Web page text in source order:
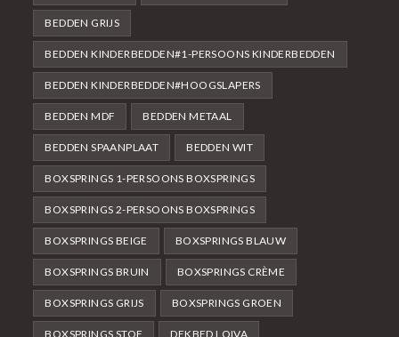
BEDDEN GRIJS
BEDDEN KINDERBEDDEN#1-PERSOONS KINDERBEDDEN
BEDDEN KINDERBEDDEN#HOOGSLAPERS
BEDDEN MDF BEDDEN METAAL
BEDDEN SPAANPLAAT BEDDEN WIT
BOXSPRINGS 1-PERSOONS BOXSPRINGS
BOXSPRINGS 2-PERSOONS BOXSPRINGS
BOXSPRINGS BEIGE BOXSPRINGS BLAUW
BOXSPRINGS BRUIN BOXSPRINGS CRÈME
BOXSPRINGS GRIJS BOXSPRINGS GROEN
BOXSPRINGS STOF DEKBED LOIVA